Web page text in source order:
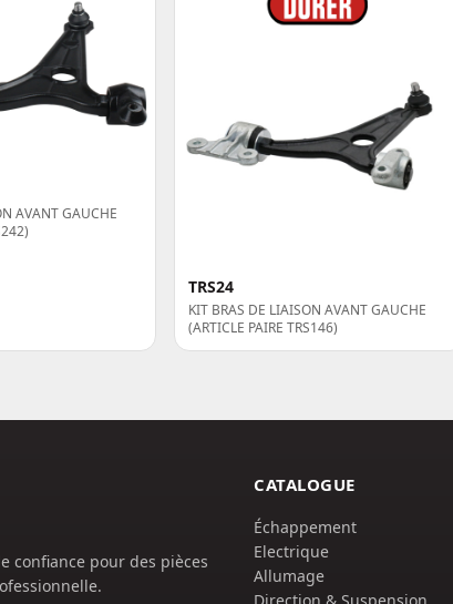
AVANT GAUCHE
TRS24
KIT BRAS DE LIAISON AVANT GAUCHE
(ARTICLE PAIRE TRS146)
confiance pour des pièces
CATALOGUE
Échappement
Electrique
Allumage